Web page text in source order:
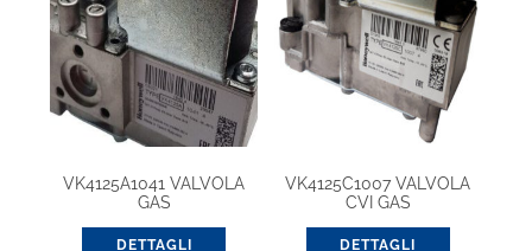
VK4125A1041 VALVOLA
GAS
DETTAGLI
VK4125C1007 VALVOLA
CVI GAS
DETTAGLI